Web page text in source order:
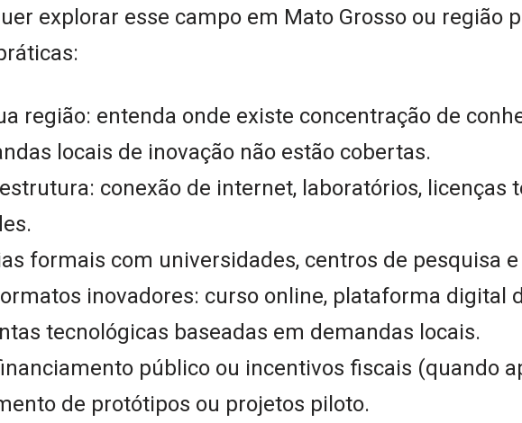
explorar esse campo em Mato Grosso ou região
região: entenda onde existe concentração de
locais de inovação não estão cobertas.
conexão de internet, laboratórios, licenças
formais com universidades, centros de pesquisa
inovadores: curso online, plataforma digital
tecnológicas baseadas em demandas locais.
público ou incentivos fiscais (quando
de protótipos ou projetos piloto.